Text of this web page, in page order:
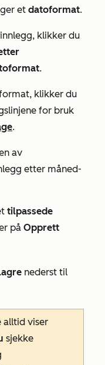
et datoformat.
klikker du
.
klikker du
for bruk
.
av
etter måned-
tilpassede
på Opprett
nederst til
alltid viser
sjekke